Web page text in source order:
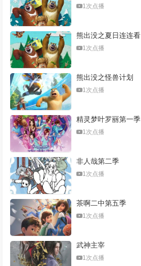
1次点播
熊出没之夏日连连看
1次点播
熊出没之怪兽计划
1次点播
精灵梦叶罗丽第一季
1次点播
非人哉第二季
1次点播
茶啊二中第五季
1次点播
武神主宰
1次点播